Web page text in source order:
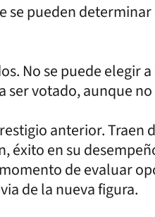
se pueden
No se puede elegir
ser votado, aunque
anterior.
éxito en su
de evaluar
de la nueva figura.